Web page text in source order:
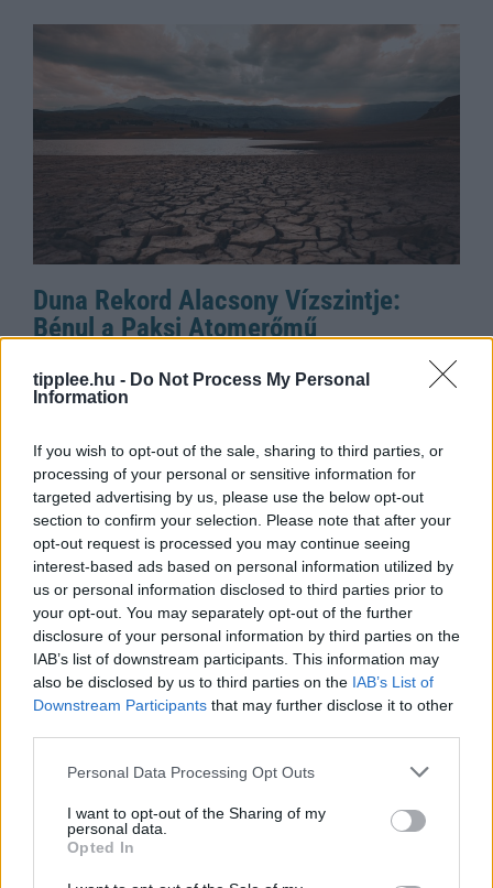
tipplee.hu - Do Not Process My Personal
Information
If you wish to opt-out of the sale, sharing to third parties, or
processing of your personal or sensitive information for
targeted advertising by us, please use the below opt-out
section to confirm your selection. Please note that after your
opt-out request is processed you may continue seeing
interest-based ads based on personal information utilized by
us or personal information disclosed to third parties prior to
your opt-out. You may separately opt-out of the further
disclosure of your personal information by third parties on the
IAB’s list of downstream participants. This information may
also be disclosed by us to third parties on the IAB’s List of
Downstream Participants that may further disclose it to other
Personal Data Processing Opt Outs
I want to opt-out of the Sharing of my
personal data.
Opted In
Duna Rekord Alacsony Vízszintje:
Bénul a Paksi Atomerőmű
Európa szárazsága miatt, ami miatt Magyarország
kénytelen volt leállítani egyetlen atomerőművét, a
reaktorok
Rooby
augusztus 5, 2026
pisztrángvizeket
LIVINGSTON, Mont. (AP) – A hőség miatt rekordmagas
vízhőmérséklet veszélyezteti a pisztrángállományt,